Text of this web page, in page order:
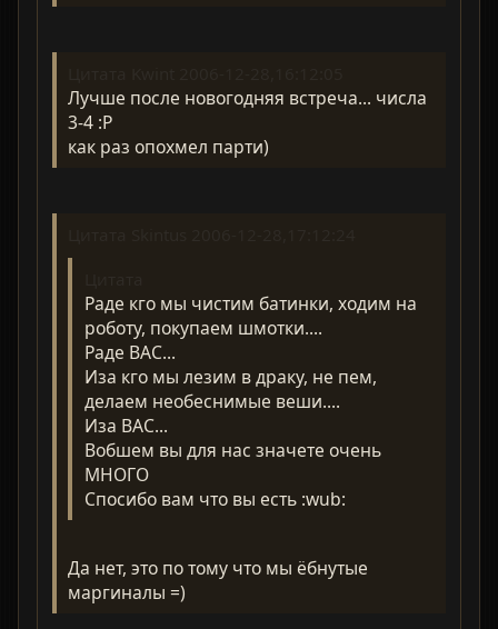
Лучше после новогодняя встреча... числа
3-4 :P
как раз опохмел парти)
Раде кго мы чистим батинки, ходим на
роботу, покупаем шмотки....
Раде ВАС...
Иза кго мы лезим в драку, не пем,
делаем необеснимые веши....
Иза ВАС...
Вобшем вы для нас значете очень
МНОГО
Спосибо вам что вы есть :wub:
Да нет, это по тому что мы ёбнутые
маргиналы =)